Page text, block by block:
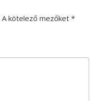
A kötelező mezőket *